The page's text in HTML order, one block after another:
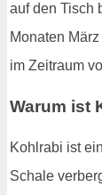
auf den Tisch
Monaten
im Zeitraum
Warum ist
Kohlrabi ist
Schale